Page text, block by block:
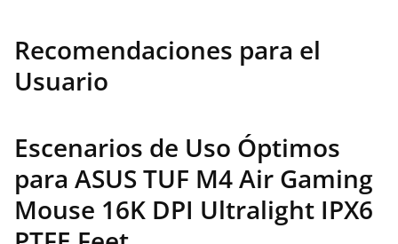
Recomendaciones para el
Usuario
Escenarios de Uso Óptimos
para ASUS TUF M4 Air Gaming
Mouse 16K DPI Ultralight IPX6